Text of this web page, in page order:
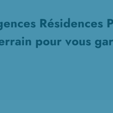
Résidences
pour vous